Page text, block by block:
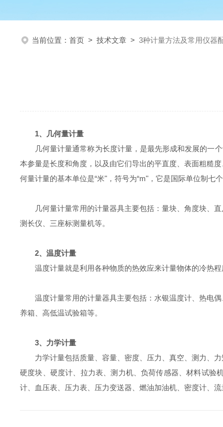
当前位置： 首页 > 技术文章 > 3种计量方法及常用仪器
1、几何量计量
几何量计量通常称为长度计量，是最先形成和发展的一
本参量是长度和角度，以及由它们导出的平直度、表面粗糙
何量计量的基本单位是“米"，符号为“m"，它是国际单位制七
几何量计量常用的计量器具主要包括：量块、角度块、
测长仪、三座标测量机等。
2、温度计量
温度计量就是利用各种物质的热效应来计量物体的冷热
温度计量常用的计量器具主要包括：水银温度计、热电
养箱、高低温试验箱等。
3、力学计量
力学计量包括质量、容量、密度、压力、真空、测力、
硬度块、硬度计、拉力表、测力机、负荷传感器、材料试验
计、血压表、压力表、压力变送器、燃油加油机、密度计、